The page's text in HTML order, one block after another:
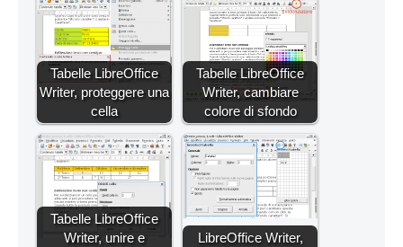
Tabelle LibreOffice
Writer, proteggere una
cella
Tabelle LibreOffice
Writer, cambiare
colore di sfondo
Tabelle LibreOffice
Writer, unire e
LibreOffice Writer,